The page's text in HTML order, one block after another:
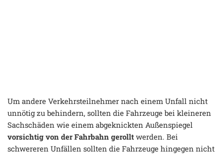
Um andere Verkehrsteilnehmer nach einem Unfall nicht
unnötig zu behindern, sollten die Fahrzeuge bei kleineren
Sachschäden wie einem abgeknickten Außenspiegel
vorsichtig von der Fahrbahn gerollt werden. Bei
schwereren Unfällen sollten die Fahrzeuge hingegen nicht